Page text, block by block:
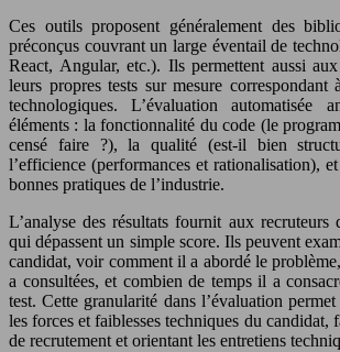
Ces outils proposent généralement des
préconçus couvrant un large éventail de
React, Angular, etc.). Ils permettent aussi
leurs propres tests sur mesure correspondant
technologiques. L’évaluation automatisée
éléments : la fonctionnalité du code (le
censé faire ?), la qualité (est-il bien
l’efficience (performances et rationalisation),
bonnes pratiques de l’industrie.
L’analyse des résultats fournit aux recruteurs
qui dépassent un simple score. Ils peuvent
candidat, voir comment il a abordé le
a consultées, et combien de temps il a
test. Cette granularité dans l’évaluation
les forces et faiblesses techniques du candidat,
de recrutement et orientant les entretiens